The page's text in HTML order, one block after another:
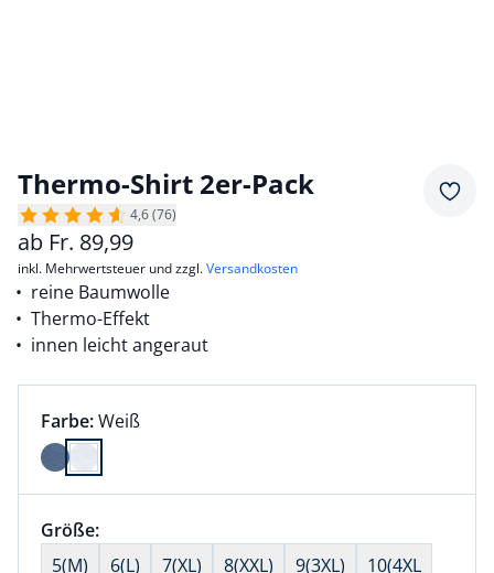
Thermo-Shirt 2er-Pack
4,6 (76)
ab Fr. 89,99
inkl. Mehrwertsteuer und zzgl.Versandkosten
reine Baumwolle
Thermo-Effekt
innen leicht angeraut
Farbauswahl:
Farbe:aktuell ausgewählt:
Weiß
Farbe Weiß ausgewählt
Größenauswahl:
Größe:nichts ausgewählt
5(M)
6(L) 7(XL) 8(XXL) 9(3XL)
10(4XL